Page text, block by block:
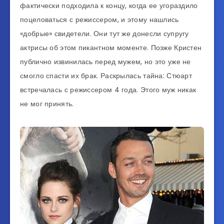
фактически подходила к концу, когда ее угораздило
поцеловаться с режиссером, и этому нашлись
«добрые» свидетели. Они тут же донесли супругу
актрисы об этом пикантном моменте. Позже Кристен
публично извинилась перед мужем, но это уже не
смогло спасти их брак. Раскрылась тайна: Стюарт
встречалась с режиссером 4 года. Этого муж никак
не мог принять.